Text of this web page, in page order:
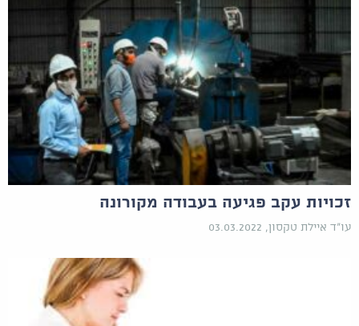
זכויות עקב פגיעה בעבודה מקורונה
עו"ד איילת טקסון, 03.03.2022